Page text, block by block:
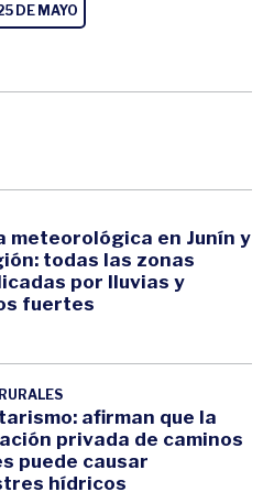
DE MAYO
meteorológica en Junín y
todas las zonas
por lluvias y
fuertes
afirman que la
privada de caminos
puede causar
hídricos